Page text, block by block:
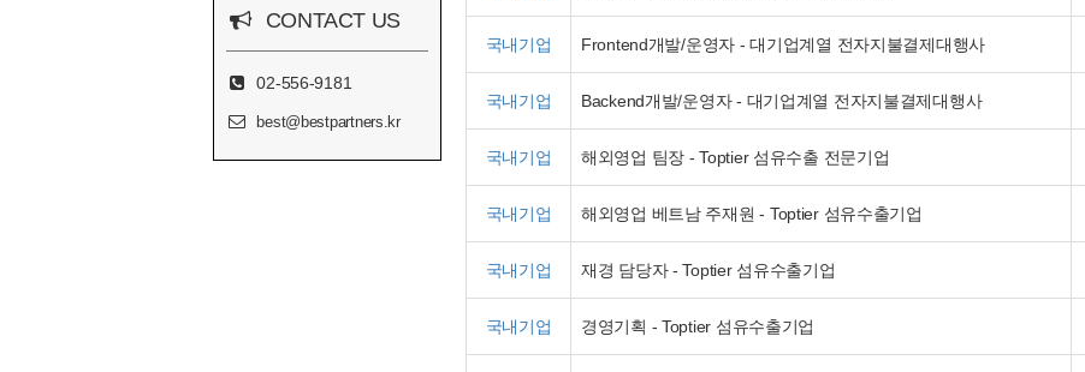
CONTACT US
02-556-9181
best@bestpartners.kr
국내기업 Frontend개발/운영자 - 대기업계열 전자지불결제대행사
국내기업 Backend개발/운영자 - 대기업계열 전자지불결제대행사
국내기업 해외영업 팀장 - Toptier 섬유수출 전문기업
국내기업 해외영업 베트남 주재원 - Toptier 섬유수출기업
국내기업 재경 담당자 - Toptier 섬유수출기업
국내기업 경영기획 - Toptier 섬유수출기업